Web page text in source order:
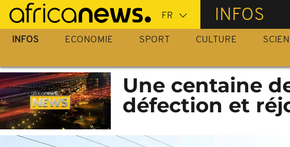
Passer
au
contenu
INFOS
INFOS ECONOMIE SPORT CULTURE
Une centaine
défection et